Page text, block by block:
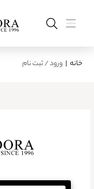
خانه | ورود / ثبت نام